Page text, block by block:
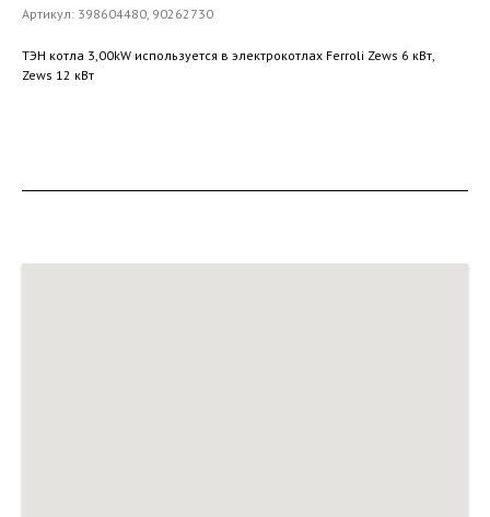
Артикул: 398604480, 90262730
ТЭН котла 3,00kW используется в электрокотлах Ferroli Zews 6 кВт,
Zews 12 кВт